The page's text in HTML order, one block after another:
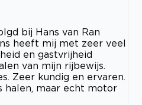
bij Hans van Ran
heeft mij met zeer veel
en gastvrijheid
van mijn rijbewijs.
Zeer kundig en ervaren.
halen, maar echt motor